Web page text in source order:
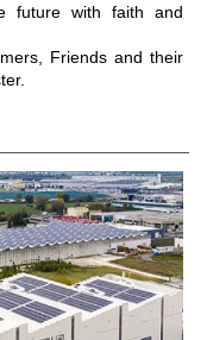
future with faith and
Friends and their
IR PARA A SECÇÃO